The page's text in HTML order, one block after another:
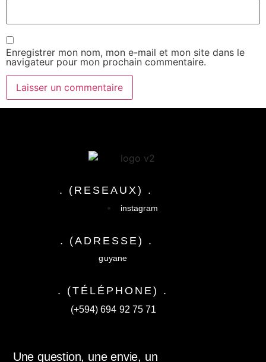
Enregistrer mon nom, mon e-mail et mon site dans le
navigateur pour mon prochain commentaire.
. (RESEAUX) .
instagram
. (ADRESSE) .
guyane
. (TÉLÉPHONE) .
(+594) 694 92 75 71
Une question, une envie, un